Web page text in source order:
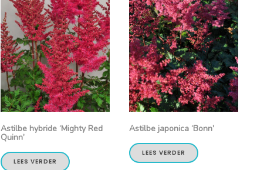
Astilbe hybride ‘Mighty Red
Quinn’
LEES VERDER
Astilbe japonica ‘Bonn’
LEES VERDER